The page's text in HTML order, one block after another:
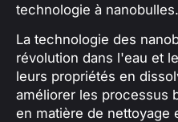
technologie à nanobulles.
La technologie des
révolution dans l'eau et
leurs propriétés en
améliorer les processus
en matière de nettoyage